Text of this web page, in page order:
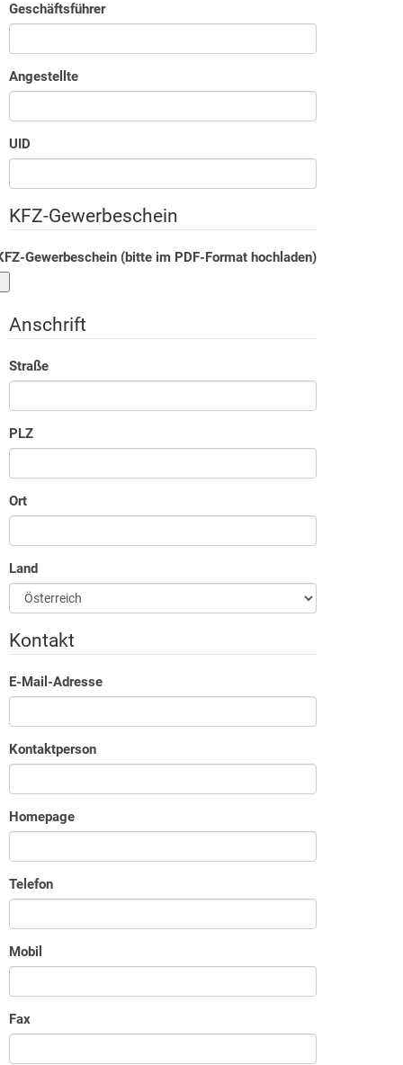
Geschäftsführer
Angestellte
UID
KFZ-Gewerbeschein
Gewerbeschein (bitte im PDF-Format hochladen)
Anschrift
Straße
PLZ
Ort
Land
Kontakt
E-Mail-Adresse
Kontaktperson
Homepage
Telefon
Mobil
Fax